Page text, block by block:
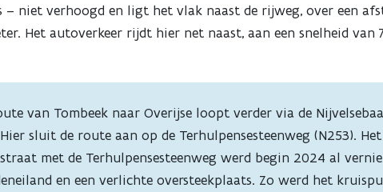
– niet verhoogd en ligt het vlak naast de rijweg, over een
Het autoverkeer rijdt hier net naast, aan een snelheid van
van Tombeek naar Overijse loopt verder via de
sluit de route aan op de Terhulpensesteenweg (N253).
met de Terhulpensesteenweg werd begin 2024 al
en een verlichte oversteekplaats. Zo werd het